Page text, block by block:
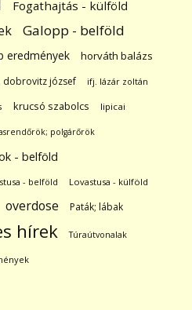
Fogathajtás - külföld
Galopp - belföld
eredmények horváth balázs
dobrovitz józsef ifj. lázár zoltán
krucsó szabolcs lipicai
polgárőrök
- belföld
- belföld Lovastusa - külföld
overdose Paták; lábak
hírek Túraútvonalak